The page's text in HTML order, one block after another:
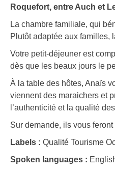
Roquefort, entre Auch et
La chambre familiale, qui
Plutôt adaptée aux familles,
Votre petit-déjeuner est
dès que les beaux jours le
À la table des hôtes, Anaïs
viennent des maraichers et
l’authenticité et la qualité
Sur demande, ils vous
Labels : Qualité Tourisme
Spoken languages :